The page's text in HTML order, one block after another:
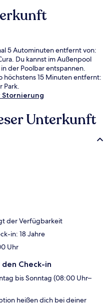
5 Autominuten entfernt von:
Du kannst im Außenpool
der Poolbar entspannen.
höchstens 15 Minuten entfernt:
Park.
Stornierung
Unterkunft
der Verfügbarkeit
in: 18 Jahre
Uhr
Check-in
bis Sonntag (08:00 Uhr–
heißen dich bei deiner